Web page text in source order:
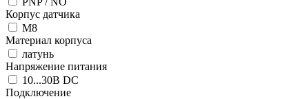
Корпус датчика
М8
Материал корпуса
латунь
Напряжение питания
10...30В DC
Подключение